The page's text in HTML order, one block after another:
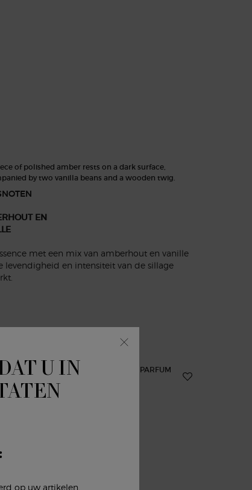
EN
met een mix van amberhout en vanille
levendigheid en intensiteit van de sillage
U IN
op uw artikelen,